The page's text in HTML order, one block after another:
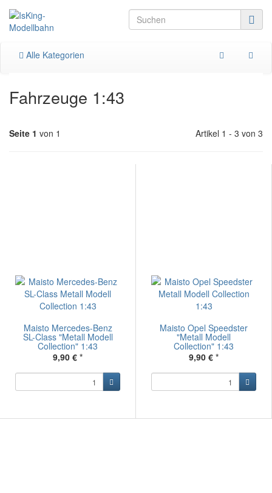
Alle Kategorien
Fahrzeuge 1:43
Seite 1 von 1 Artikel 1 - 3 von 3
Maisto Mercedes-Benz
SL-Class "Metall Modell
Collection" 1:43
9,90 € *
Maisto Opel Speedster
"Metall Modell
Collection" 1:43
9,90 € *